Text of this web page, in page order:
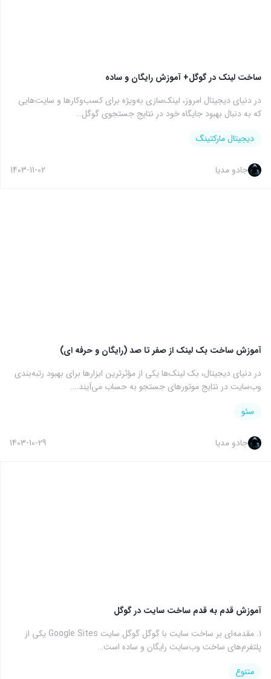
ساخت لینک در گوگل+ آموزش رایگان و ساده
در دنیای دیجیتال امروز، لینک‌سازی به‌ویژه برای کسب‌وکارها و سایت‌هایی
که به دنبال بهبود جایگاه خود در نتایج جستجوی گوگل…
دیجیتال مارکتینگ
جادو مدیا 1403-11-02
آموزش ساخت بک لینک از صفر تا صد (رایگان و حرفه ای)
در دنیای دیجیتال، بک لینک‌ها یکی از مؤثرترین ابزارها برای بهبود رتبه‌بندی
وب‌سایت در نتایج موتورهای جستجو به حساب می‌آیند.…
سئو
جادو مدیا 1403-10-29
آموزش قدم به قدم ساخت سایت در گوگل
۱. مقدمه‌ای بر ساخت سایت با گوگل گوگل سایت Google Sites یکی از
پلتفرم‌های ساخت وب‌سایت رایگان و ساده است…
متنوع